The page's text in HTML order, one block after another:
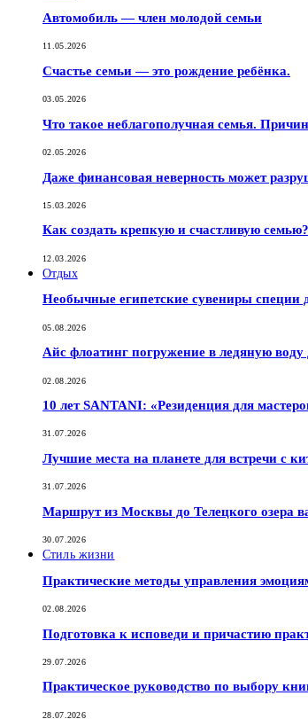
Автомобиль — член молодой семьи
11.05.2026
Счастье семьи — это рождение ребёнка.
03.05.2026
Что такое неблагополучная семья.
02.05.2026
Даже финансовая неверность может
15.03.2026
Как создать крепкую и счастливую
12.03.2026
Отдых
Необычные египетские сувениры
05.08.2026
Айс флоатинг погружение в ледяную
02.08.2026
10 лет SANTANI: «Резиденция для
31.07.2026
Лучшие места на планете для встречи с
31.07.2026
Маршрут из Москвы до Телецкого озера
30.07.2026
Стиль жизни
Практические методы управления
02.08.2026
Подготовка к исповеди и причастию
29.07.2026
Практическое руководство по выбору
28.07.2026